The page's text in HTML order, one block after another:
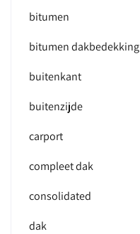
bitumen
bitumen dakbedekking
buitenkant
buitenzijde
carport
compleet dak
consolidated
dak